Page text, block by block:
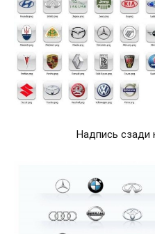
Надпись сзади